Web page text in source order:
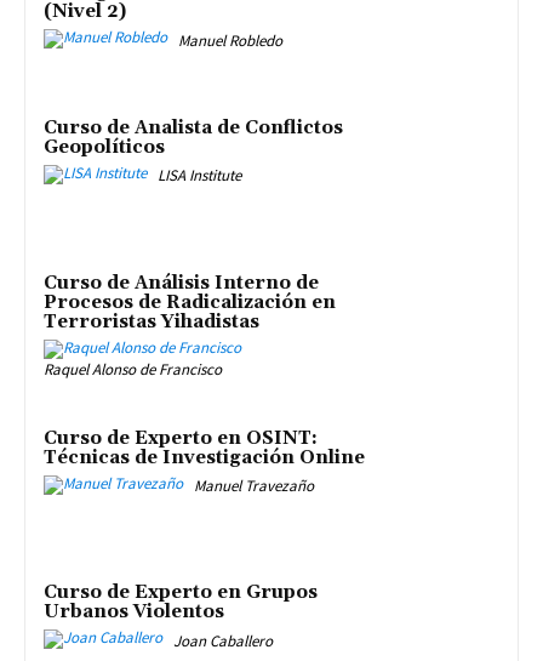
(Nivel 2)
Manuel Robledo
Curso de Analista de Conflictos
Geopolíticos
LISA Institute
Curso de Análisis Interno de
Procesos de Radicalización en
Terroristas Yihadistas
Raquel Alonso de Francisco
Curso de Experto en OSINT:
Técnicas de Investigación Online
Manuel Travezaño
Curso de Experto en Grupos
Urbanos Violentos
Joan Caballero